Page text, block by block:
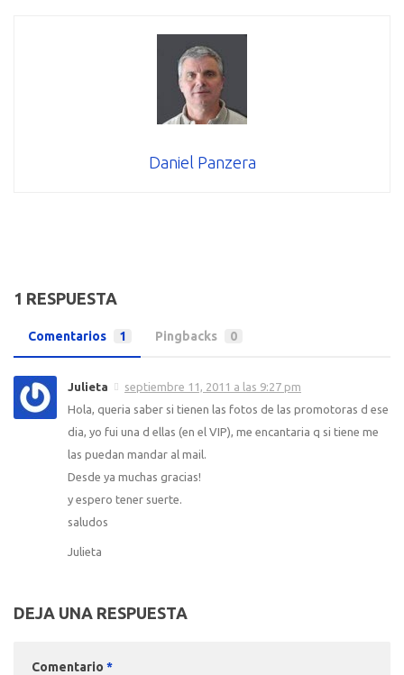
Daniel Panzera
1 RESPUESTA
Comentarios 1 Pingbacks 0
Julieta
septiembre 11, 2011 a las 9:27 pm
Hola, queria saber si tienen las fotos de las promotoras d ese
dia, yo fui una d ellas (en el VIP), me encantaria q si tiene me
las puedan mandar al mail.
Desde ya muchas gracias!
y espero tener suerte.
saludos
Julieta
DEJA UNA RESPUESTA
Comentario *